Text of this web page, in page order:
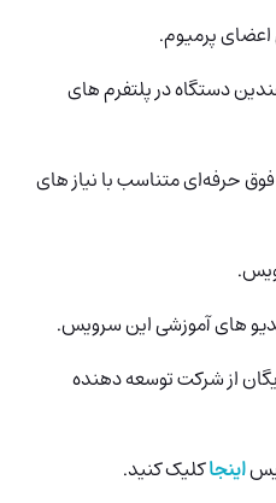
پرمیوم.
دستگاه در پلتفرم های
حرفه‌ای متناسب با نیاز های
های آموزشی این سرویس.
از شرکت توسعه دهنده
اینجاکلیک کنید.